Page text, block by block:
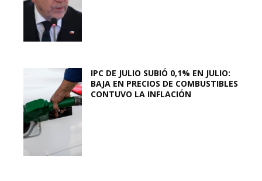
IPC DE JULIO SUBIÓ 0,1% EN JULIO:
BAJA EN PRECIOS DE COMBUSTIBLES
CONTUVO LA INFLACIÓN